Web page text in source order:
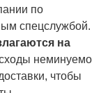
по
спецслужбой.
на
неминуемо
чтобы